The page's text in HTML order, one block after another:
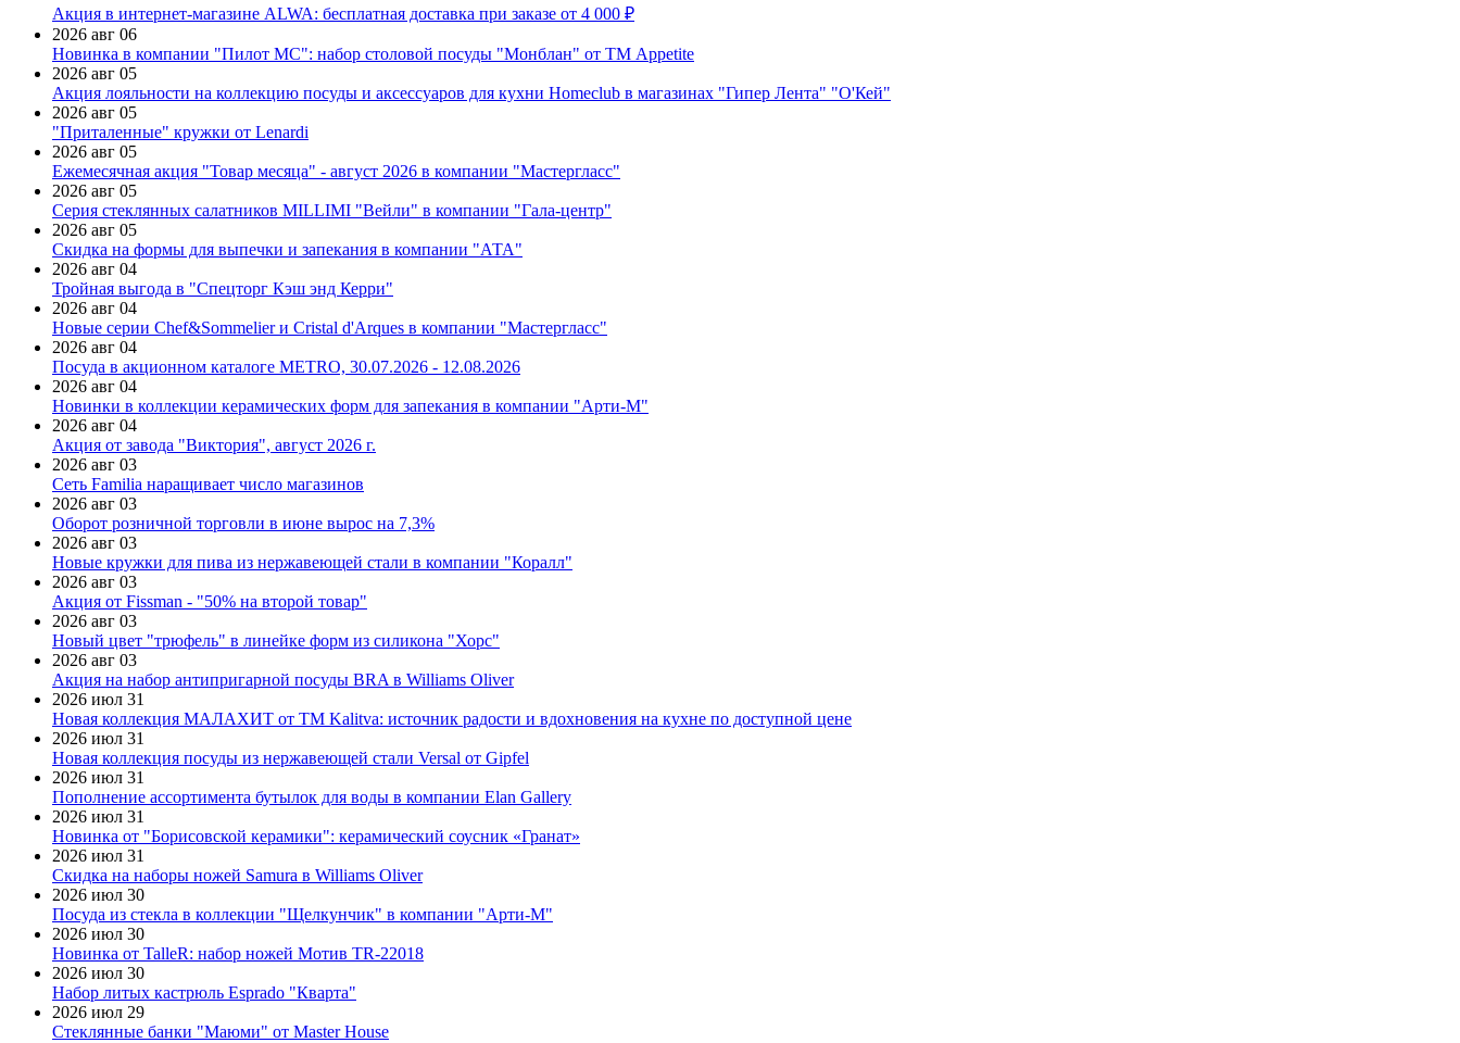
Акция в интернет-магазине ALWA: бесплатная доставка при заказе от 4 000 ₽
2026 авг 06
Новинка в компании "Пилот МС": набор столовой посуды "Монблан" от ТМ Appetite
2026 авг 05
Акция лояльности на коллекцию посуды и аксессуаров для кухни Homeclub в магазинах "Гипер Лента" "О'Кей"
2026 авг 05
"Приталенные" кружки от Lenardi
2026 авг 05
Ежемесячная акция "Товар месяца" - август 2026 в компании "Мастергласс"
2026 авг 05
Серия стеклянных салатников MILLIMI "Вейли" в компании "Гала-центр"
2026 авг 05
Скидка на формы для выпечки и запекания в компании "АТА"
2026 авг 04
Тройная выгода в "Спецторг Кэш энд Керри"
2026 авг 04
Новые серии Chef&Sommelier и Cristal d'Arques в компании "Мастергласс"
2026 авг 04
Посуда в акционном каталоге METRO, 30.07.2026 - 12.08.2026
2026 авг 04
Новинки в коллекции керамических форм для запекания в компании "Арти-М"
2026 авг 04
Акция от завода "Виктория", август 2026 г.
2026 авг 03
Сеть Familia наращивает число магазинов
2026 авг 03
Оборот розничной торговли в июне вырос на 7,3%
2026 авг 03
Новые кружки для пива из нержавеющей стали в компании "Коралл"
2026 авг 03
Акция от Fissman - "50% на второй товар"
2026 авг 03
Новый цвет "трюфель" в линейке форм из силикона "Хорс"
2026 авг 03
Акция на набор антипригарной посуды BRA в Williams Oliver
2026 июл 31
Новая коллекция МАЛАХИТ от ТМ Kalitva: источник радости и вдохновения на кухне по доступной цене
2026 июл 31
Новая коллекция посуды из нержавеющей стали Versal от Gipfel
2026 июл 31
Пополнение ассортимента бутылок для воды в компании Elan Gallery
2026 июл 31
Новинка от "Борисовской керамики": керамический соусник «Гранат»
2026 июл 31
Скидка на наборы ножей Samura в Williams Oliver
2026 июл 30
Посуда из стекла в коллекции "Щелкунчик" в компании "Арти-М"
2026 июл 30
Новинка от TalleR: набор ножей Мотив TR-22018
2026 июл 30
Набор литых кастрюль Esprado "Кварта"
2026 июл 29
Стеклянные банки "Маюми" от Master House